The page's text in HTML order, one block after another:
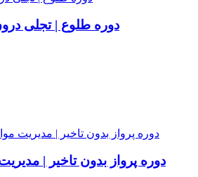
دوره طلوع | تجلی
دوره پرواز بدون تاخیر |